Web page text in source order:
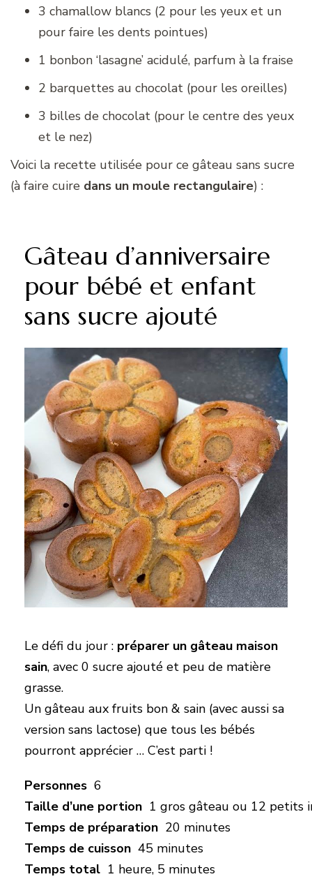
3 chamallow blancs (2 pour les yeux et un
pour faire les dents pointues)
1 bonbon ‘lasagne’ acidulé, parfum à la fraise
2 barquettes au chocolat (pour les oreilles)
3 billes de chocolat (pour le centre des yeux
et le nez)
Voici la recette utilisée pour ce gâteau sans sucre
(à faire cuire dans un moule rectangulaire) :
Gâteau d’anniversaire
pour bébé et enfant
sans sucre ajouté
Le défi du jour : préparer un gâteau maison
sain, avec 0 sucre ajouté et peu de matière
grasse.
Un gâteau aux fruits bon & sain (avec aussi sa
version sans lactose) que tous les bébés
pourront apprécier … C’est parti !
Personnes 6
Taille d’une portion 1 gros gâteau ou 12 petits
Temps de préparation 20 minutes
Temps de cuisson 45 minutes
Temps total 1 heure, 5 minutes